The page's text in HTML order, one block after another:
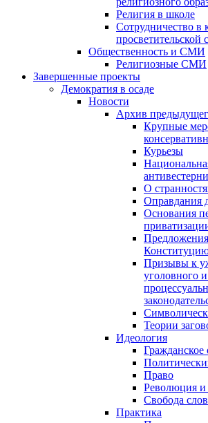
Религия в школе
Сотрудничество в
просветительской
Общественность и СМИ
Религиозные СМИ
Завершенные проекты
Демократия в осаде
Новости
Архив
Крупные
Курьезы
О
Основания
Предложения
Призывы к
уголовного
Теории
Идеология
Гражданское
Право
Революция и
Свобода
Практика